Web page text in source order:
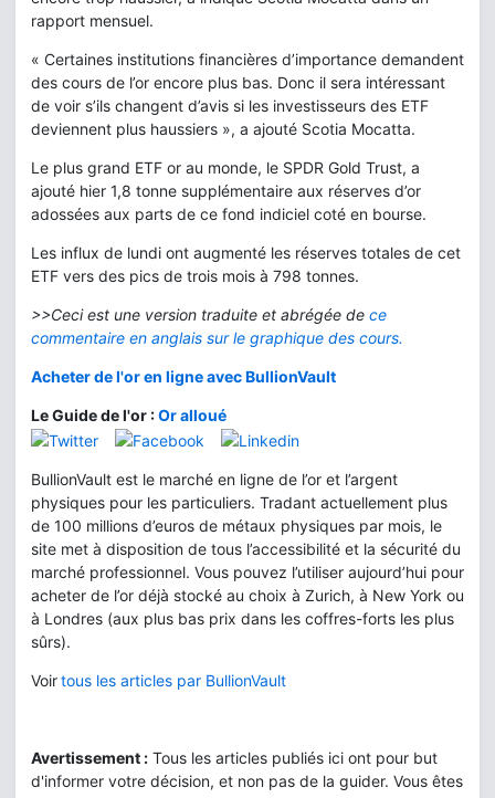
rapport mensuel.
« Certaines institutions financières d’importance demandent
des cours de l’or encore plus bas. Donc il sera intéressant
de voir s’ils changent d’avis si les investisseurs des ETF
deviennent plus haussiers », a ajouté Scotia Mocatta.
Le plus grand ETF or au monde, le SPDR Gold Trust, a
ajouté hier 1,8 tonne supplémentaire aux réserves d’or
adossées aux parts de ce fond indiciel coté en bourse.
Les influx de lundi ont augmenté les réserves totales de cet
ETF vers des pics de trois mois à 798 tonnes.
>>Ceci est une version traduite et abrégée de ce
commentaire en anglais sur le graphique des cours.
Acheter de l'or en ligne avec BullionVault
Le Guide de l'or :Or alloué
BullionVault est le marché en ligne de l’or et l’argent
physiques pour les particuliers. Tradant actuellement plus
de 100 millions d’euros de métaux physiques par mois, le
site met à disposition de tous l’accessibilité et la sécurité du
marché professionnel. Vous pouvez l’utiliser aujourd’hui pour
acheter de l’or déjà stocké au choix à Zurich, à New York ou
à Londres (aux plus bas prix dans les coffres-forts les plus
sûrs).
Voirtous les articles par BullionVault
Avertissement : Tous les articles publiés ici ont pour but
d'informer votre décision, et non pas de la guider. Vous êtes